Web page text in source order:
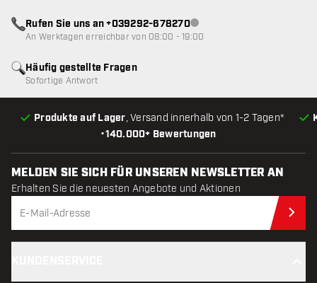
•140.000+ Bewertungen
Produkte auf Lager, Versand innerhalb von 1-2 Tagen*
Häufig gestellte Fragen
Sofortige Antwort
Rufen Sie uns an +039292-678270Kundenservice nicht
An Werktagen erreichbar von 08:00 - 19:00
MELDEN SIE SICH FÜR UNSEREN NEWSLETTER AN
Erhalten Sie die neuesten Angebote und Aktionen